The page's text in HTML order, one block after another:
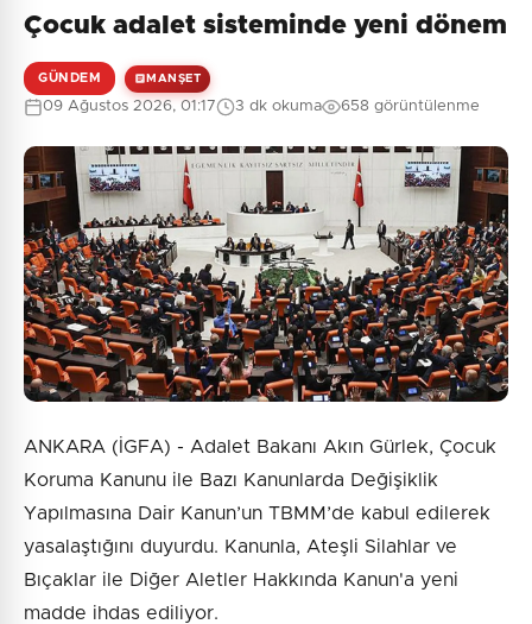
Çocuk adalet sisteminde yeni dönem
GÜNDEM MANŞET
09 Ağustos 2026, 01:17 3 dk okuma 658 görüntülenme
ANKARA (İGFA) - Adalet Bakanı Akın Gürlek, Çocuk
Koruma Kanunu ile Bazı Kanunlarda Değişiklik
Yapılmasına Dair Kanun’un TBMM’de kabul edilerek
yasalaştığını duyurdu. Kanunla, Ateşli Silahlar ve
Bıçaklar ile Diğer Aletler Hakkında Kanun'a yeni
madde ihdas ediliyor.